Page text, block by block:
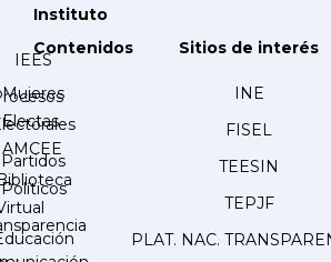
Instituto
IEES
Partidos
Políticos
Contenidos
Mujeres
Electas
AMCEE
Sitios de interés
INE
FISEL
TEESIN
TEPJF
PLAT. NAC.